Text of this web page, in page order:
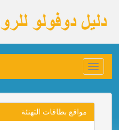
Toggle
navigation
مواقع بطاقات التهنئة